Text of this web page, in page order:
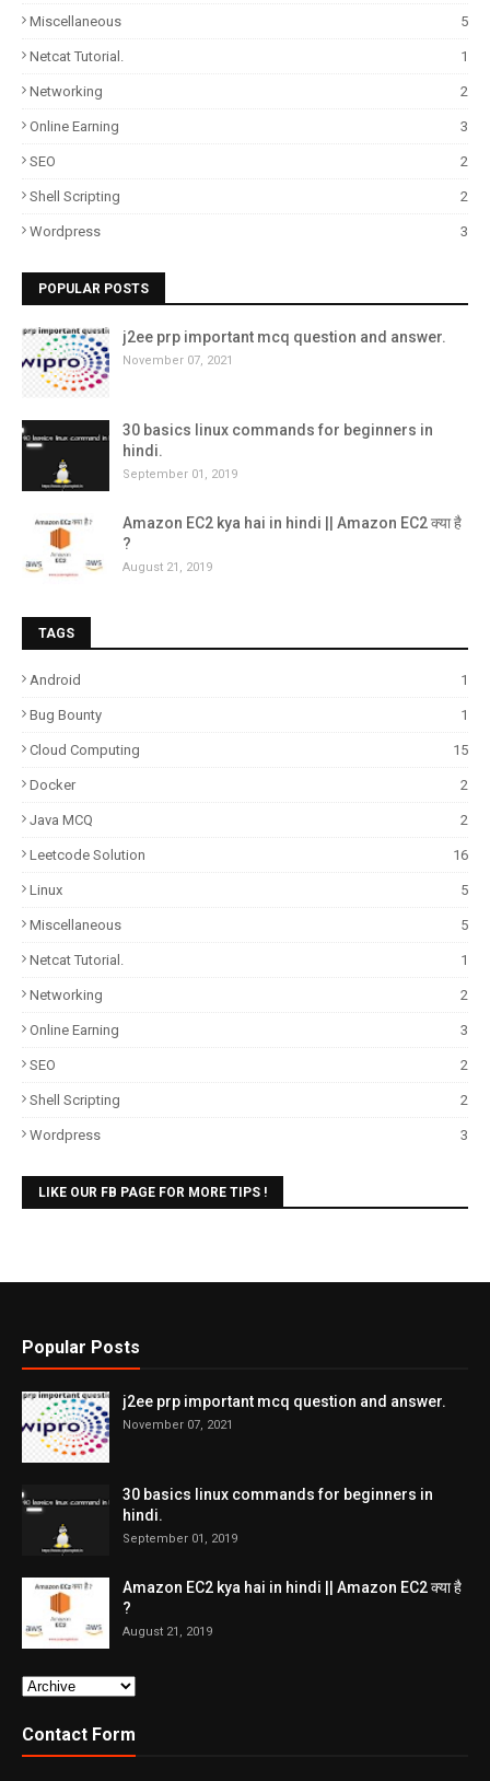
Miscellaneous 5
Netcat Tutorial. 1
Networking 2
Online Earning 3
SEO 2
Shell Scripting 2
Wordpress 3
POPULAR POSTS
j2ee prp important mcq question and answer.
November 07, 2021
30 basics linux commands for beginners in
hindi.
September 01, 2019
Amazon EC2 kya hai in hindi || Amazon EC2 क्या है
?
August 21, 2019
TAGS
Android 1
Bug Bounty 1
Cloud Computing 15
Docker 2
Java MCQ 2
Leetcode Solution 16
Linux 5
Miscellaneous 5
Netcat Tutorial. 1
Networking 2
Online Earning 3
SEO 2
Shell Scripting 2
Wordpress 3
LIKE OUR FB PAGE FOR MORE TIPS !
Popular Posts
j2ee prp important mcq question and answer.
November 07, 2021
30 basics linux commands for beginners in
hindi.
September 01, 2019
Amazon EC2 kya hai in hindi || Amazon EC2 क्या है
?
August 21, 2019
Contact Form